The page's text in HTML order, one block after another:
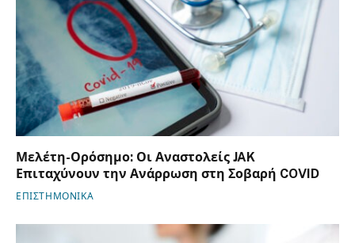
Μελέτη-Ορόσημο: Οι Αναστολείς JAK
Επιταχύνουν την Ανάρρωση στη Σοβαρή COVID
ΕΠΙΣΤΗΜΟΝΙΚΑ